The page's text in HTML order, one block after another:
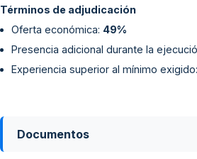
Términos de adjudicación
Oferta económica: 49%
Presencia adicional durante la
Experiencia superior al mínimo exigido:
Documentos